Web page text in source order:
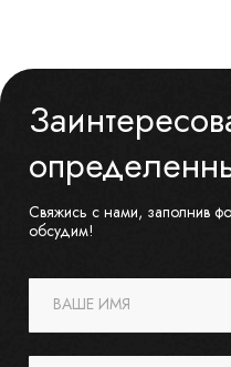
Свяжись с нами, заполнив
обсудим!
ВАШЕ ИМЯ